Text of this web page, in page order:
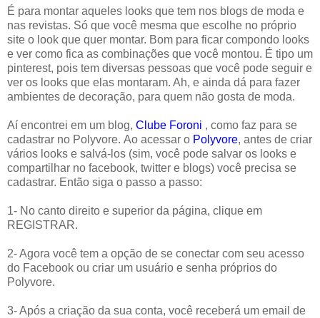
É para montar aqueles looks que tem nos blogs de moda e
nas revistas. Só que você mesma que escolhe no próprio
site o look que quer montar. Bom para ficar compondo looks
e ver como fica as combinações que você montou. É tipo um
pinterest, pois tem diversas pessoas que você pode seguir e
ver os looks que elas montaram. Ah, e ainda dá para fazer
ambientes de decoração, para quem não gosta de moda.
Aí encontrei em um blog, Clube Foroni , como faz para se
cadastrar no Polyvore. Ao acessar o Polyvore, antes de criar
vários looks e salvá-los (sim, você pode salvar os looks e
compartilhar no facebook, twitter e blogs) você precisa se
cadastrar. Então siga o passo a passo:
1- No canto direito e superior da página, clique em
REGISTRAR.
2- Agora você tem a opção de se conectar com seu acesso
do Facebook ou criar um usuário e senha próprios do
Polyvore.
3- Após a criação da sua conta, você receberá um email de